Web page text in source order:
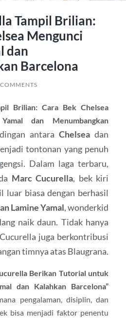
Tampil Brilian:
Mengunci
dan
Barcelona
Brilian: Cara Bek Chelsea
dan Menumbangkan
antaraChelsea dan
tontonan yang penuh
gengsi. Dalam laga terbaru,
Marc Cucurella, bek kiri
luar biasa dengan berhasil
Lamine Yamal, wonderkid
naik daun. Tidak hanya
juga berkontribusi
timnya atas Blaugrana.
Berikan Tutorial untuk
dan Kalahkan Barcelona”
pengalaman, disiplin, dan
bisa menjadi faktor penentu